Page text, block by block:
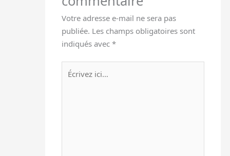
Votre adresse e-mail ne sera pas
publiée. Les champs obligatoires sont
indiqués avec*
Écrivez
ici…